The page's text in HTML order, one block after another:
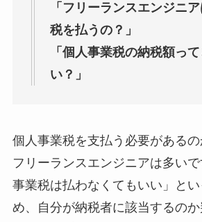
「フリーランスエンジニ
税を払うの？」
「個人事業税の納税額っ
い？」
個人事業税を支払う必要がある
フリーランスエンジニアは多い
事業税は払わなくてもいい」と
め、自分が納税者に該当するの